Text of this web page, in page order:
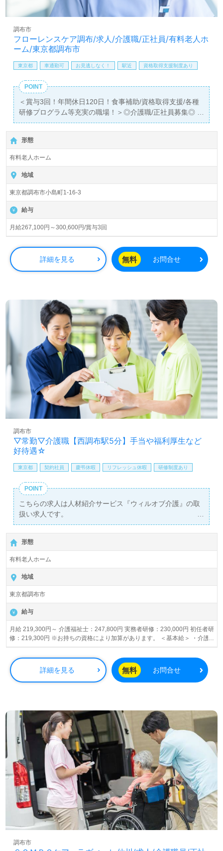
相談可能です。転職相談、求人紹介、年収交渉など完全無
料サービスをご利用いただけます。＜非公開求人も取扱い
あり！＞"転職支援"のプロと一緒に転職活動！お問い合わ
せお待ちしております。
フローレンスケア調布/求人/介護職/正社員/有料老人ホ
ーム/東京都調布市
調布市
東京都 車通勤可 お見逃しなく！ 駅近 資格取得支援制度あり
POINT
＜賞与3回！年間休日120日！食事補助/資格取得支援/各種
研修プログラム等充実の職場！＞◎介護職/正社員募集◎
【月給267,100円～300,600円】＊初任者研修以上有資格者
向け求人＊『調布駅』徒歩4分。お車通勤可能です。
入居定員61名（全室個室）『フローレンスケア調布』東証
スタンダード上場企業：工藤建設株式会社（本社：神奈川
県横浜市）様の運営です。神奈川県、東京都を中心に17施
設、21事業の訪問介護、デイサービス、有料老人ホーム、
グループホーム、総合建設業、不動産事業を展開されてい
ます。サービスコンセプトは『思いやりの心と確かな介護
す。
◎『あなたが笑顔になると嬉しくて』思いやりを大切にす
るチーム、お一人おひとりに寄り添った介護支援が魅力の
事業所様！◎
療強化型事業所様です。明るい職場環境、基礎から学べる
各種研修、職員様同士の協力体制、収入アップを目指せる
給与制度/人事考課も働くあなたのモチベーションに！『ご
利用者様のお役に立ちたい、資格/経験を活かしたい』『働
きがいを感じながら仕事をしたい』『働きながらキャリア
アップを目指したい、施設形態や環境を変えて働きたい』
等の方も大歓迎です。あなたの介護職キャリアをご利用者
様のために活かしませんか。募集詳細等、担当コンサルタ
ントよりご案内します。お問い合わせも遠慮なくお願いし
ます。
【同時募集/積極採用エリア：東京都、神奈川県】＊職種：
ご希望のエリアを担当コンサルタントへお伝えください。
詳細をお伝えします。
医療/福祉業界の正社員/パート求人探しは【ウィルオブ介
LINE、メール、お電話などご希望に応じてお問い合わせ/ご
相談可能です。転職相談、求人紹介、年収交渉など完全無
料サービスをご利用いただけます。＜非公開求人も取扱い
あり！＞"転職支援"のプロと一緒に転職活動！お問い合わ
形態
有料老人ホーム
地域
東京都調布市小島町1-16-3
給与
月給267,100円～300,600円/賞与3回
詳細を見る 無料 お問合せ
▽常勤▽介護職【西調布駅5分】手当や福利厚生など
好待遇☆
調布市
東京都 契約社員 慶弔休暇 リフレッシュ休暇 研修制度あり
POINT
こちらの求人は人材紹介サービス『ウィルオブ介護』の取
扱い求人です。
詳細に関してお気軽にご相談ください♪
【無料】で皆さんの転職活動をサポートいたします。
形態
有料老人ホーム
地域
東京都調布市
給与
月給 219,300円～ 介護福祉士：247,800円 実務者研修：230,000円 初任者研
修：219,300円 ※お持ちの資格により加算があります。 ＜基本給＞ ・介護
福祉士：205,800円～ ・実務者、ヘル1：195,000円～ ・初任者、ヘル2：
184,300円～ 【給与内訳】介護福祉士の場合 「月給」247,800円 ・基本給：
205,800円 +夜勤手当：25,000円（5回分） +日祝手当：4,000円（2回分）
+精勤手当：6,000円 +特別手当：7,000円 ※他◇手当は該当者別途支給 「年
収」3,385,200円 ・賞与：411,600円 ≪手当詳細≫ ◆夜勤手当：5,000円/回
（通園）：25,000円/人月 ・3歳～就学前：10,000円/人月 ◇年末年始手当 ◇
時間外手当：1分から支給 ◇通勤手当：50,000円月上限 【昇給】年1回 【賞
与】年2回（5月、11月）※入社後4ヵ月目からが評価対象。 ≪給与支払≫月
末締め翌15日 賞与あり 昇給あり
詳細を見る 無料 お問合せ
調布市